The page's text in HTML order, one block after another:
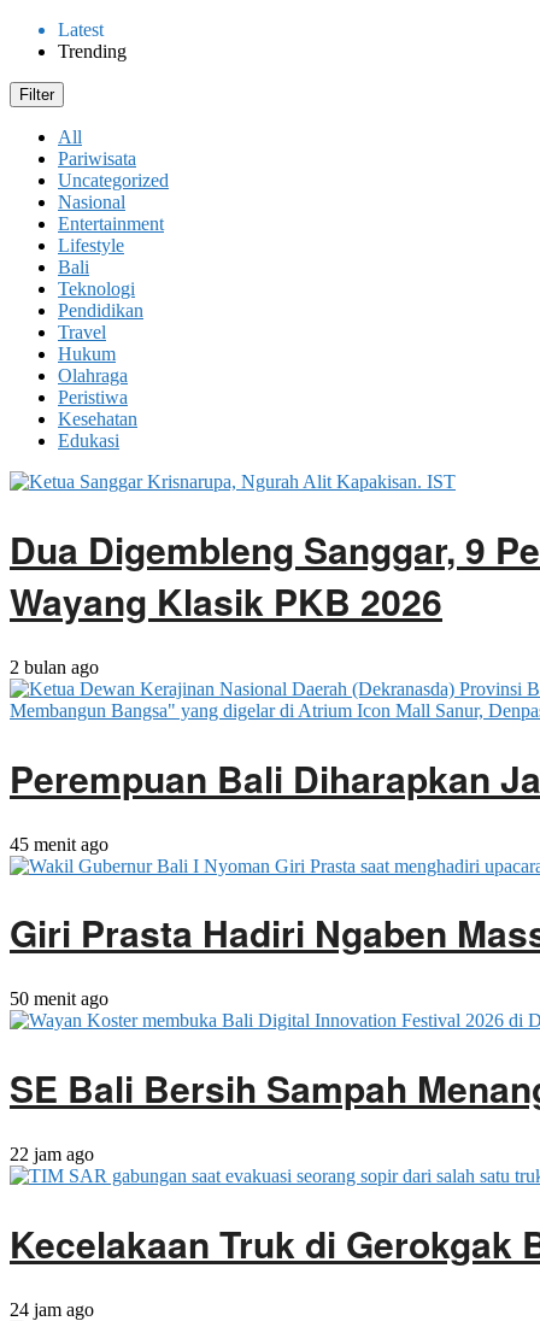
Latest
Trending
Filter
All
Pariwisata
Uncategorized
Nasional
Entertainment
Lifestyle
Bali
Teknologi
Pendidikan
Travel
Hukum
Olahraga
Peristiwa
Kesehatan
Edukasi
Dua Digembleng Sanggar, 9
Wayang Klasik PKB 2026
2 bulan ago
Perempuan Bali Diharapkan
45 menit ago
Giri Prasta Hadiri Ngaben
50 menit ago
SE Bali Bersih Sampah
22 jam ago
Kecelakaan Truk di Gerokgak
24 jam ago